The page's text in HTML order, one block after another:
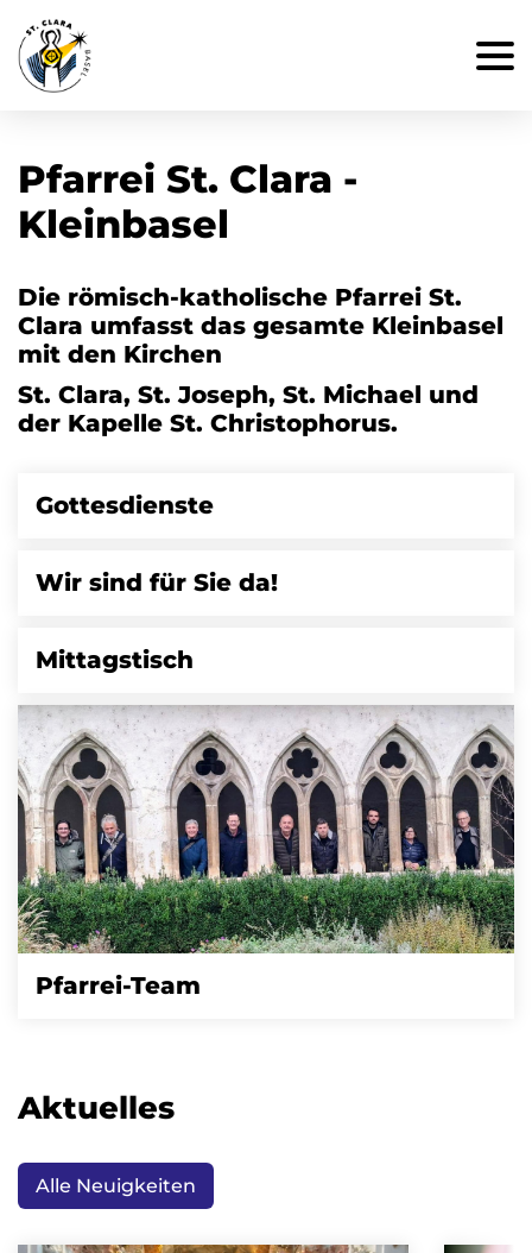
Pfarrei St. Clara -
Kleinbasel
Die römisch-katholische Pfarrei St.
Clara umfasst das gesamte Kleinbasel
mit den Kirchen
St. Clara, St. Joseph, St. Michael und
der Kapelle St. Christophorus.
Gottesdienste
Wir sind für Sie da!
Mittagstisch
Pfarrei-Team
Aktuelles
Alle Neuigkeiten